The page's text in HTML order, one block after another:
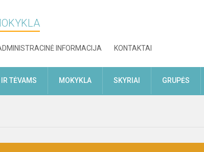
INFORMACIJA KONTAKTAI
TĖVAMS MOKYKLA SKYRIAI GRUPĖS